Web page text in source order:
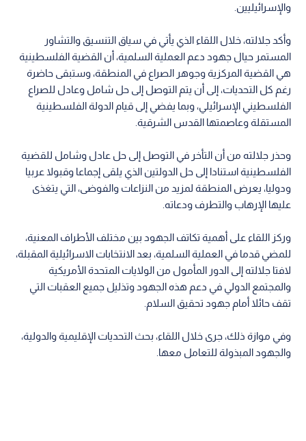
والإسرائيليين.
وأكد جلالته، خلال اللقاء الذي يأتي في سياق التنسيق والتشاور
المستمر حيال جهود دعم العملية السلمية، أن القضية الفلسطينية
هي القضية المركزية وجوهر الصراع في المنطقة، وستبقى حاضرة
رغم كل التحديات، إلى أن يتم التوصل إلى حل شامل وعادل للصراع
الفلسطيني الإسرائيلي، وبما يفضي إلى قيام الدولة الفلسطينية
المستقلة وعاصمتها القدس الشرقية.
وحذر جلالته من أن التأخر في التوصل إلى حل عادل وشامل للقضية
الفلسطينية استنادا إلى حل الدولتين الذي يلقى إجماعا وقبولا عربيا
ودوليا، يعرض المنطقة لمزيد من النزاعات والفوضى، التي يتغذى
عليها الإرهاب والتطرف ودعاته.
وركز اللقاء على أهمية تكاتف الجهود بين مختلف الأطراف المعنية،
للمضي قدما في العملية السلمية، بعد الانتخابات الاسرائيلية المقبلة،
لافتا جلالته إلى الدور المأمول من الولايات المتحدة الأمريكية
والمجتمع الدولي في دعم هذه الجهود وتذليل جميع العقبات التي
تقف حائلا أمام جهود تحقيق السلام.
وفي موازة ذلك، جرى خلال اللقاء، بحث التحديات الإقليمية والدولية،
والجهود المبذولة للتعامل معها.